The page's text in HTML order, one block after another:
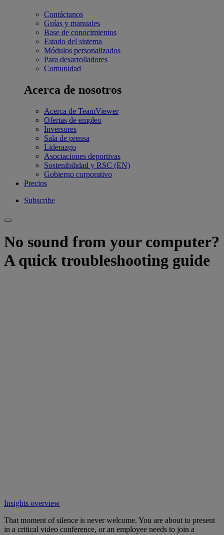
Contáctanos
Guías y manuales
Base de conocimientos
Estado del sistema
Módulos personalizados
Para desarrolladores
Comunidad
Acerca de nosotros
Acerca de TeamViewer
Ofertas de empleo
Inversores
Sala de prensa
Liderazgo
Asociaciones deportivas
Sostenibilidad y RSC (EN)
Gobierno corporativo
Precios
Subscribe
No sound from your computer?
A quick troubleshooting guide
Insights overview
That moment of silence is never welcome. You are about to present
in a critical video conference, or an employee needs to join a